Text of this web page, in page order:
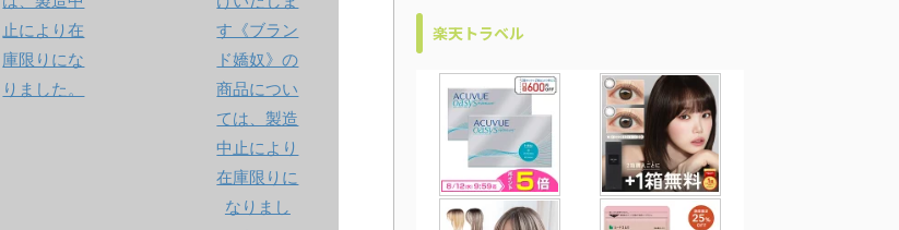
楽天トラベル